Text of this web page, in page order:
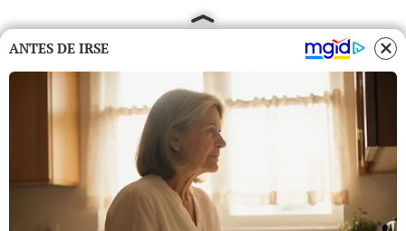
ANTES DE IRSE